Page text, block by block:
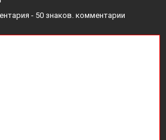
- 50 знаков. комментарии